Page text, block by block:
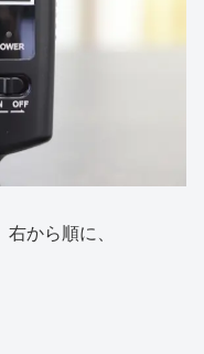
から順に、